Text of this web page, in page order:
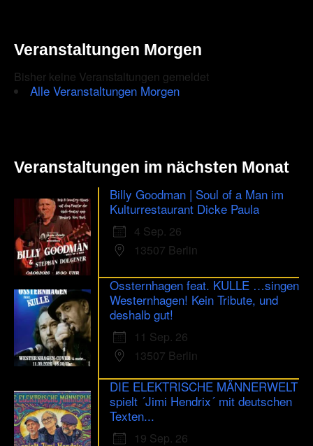
Veranstaltungen Morgen
Bisher keine Veranstaltungen gemeldet
Alle Veranstaltungen Morgen
Veranstaltungen im nächsten Monat
Billy Goodman | Soul of a Man im
Kulturrestaurant Dicke Paula
4 Sep. 26
13507 Berlin
Ossternhagen feat. KULLE …singen
Westernhagen! Kein Tribute, und
deshalb gut!
11 Sep. 26
13507 Berlin
DIE ELEKTRISCHE MÄNNERWELT
spielt ´Jimi Hendrix´ mit deutschen
Texten...
19 Sep. 26